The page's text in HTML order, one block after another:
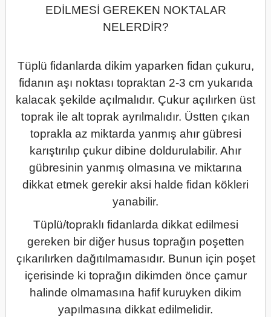
EDİLMESİ GEREKEN NOKTALAR
NELERDİR?
Tüplü fidanlarda dikim yaparken fidan çukuru,
fidanın aşı noktası topraktan 2-3 cm yukarıda
kalacak şekilde açılmalıdır. Çukur açılırken üst
toprak ile alt toprak ayrılmalıdır. Üstten çıkan
toprakla az miktarda yanmış ahır gübresi
karıştırılıp çukur dibine doldurulabilir. Ahır
gübresinin yanmış olmasına ve miktarına
dikkat etmek gerekir aksi halde fidan kökleri
yanabilir.
Tüplü/topraklı fidanlarda dikkat edilmesi
gereken bir diğer husus toprağın poşetten
çıkarılırken dağıtılmamasıdır. Bunun için poşet
içerisinde ki toprağın dikimden önce çamur
halinde olmamasına hafif kuruyken dikim
yapılmasına dikkat edilmelidir.